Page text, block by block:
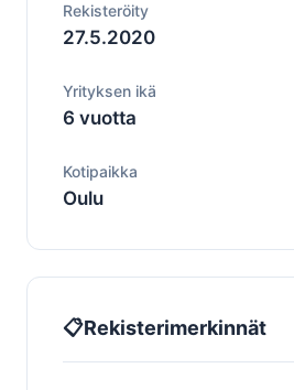
Rekisteröity
27.5.2020
Yrityksen ikä
6 vuotta
Kotipaikka
Oulu
📋Rekisterimerkinnät